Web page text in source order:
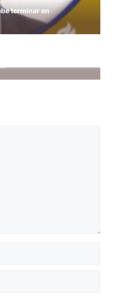
terminar en
con las víctimas y